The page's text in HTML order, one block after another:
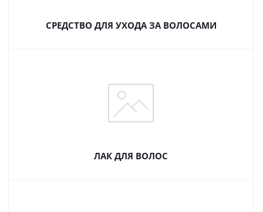
СРЕДСТВО ДЛЯ УХОДА ЗА ВОЛОСАМИ
ЛАК ДЛЯ ВОЛОС